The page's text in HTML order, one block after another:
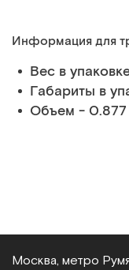
Информация для
Вес в
Габариты в
Объем -
Москва, метро